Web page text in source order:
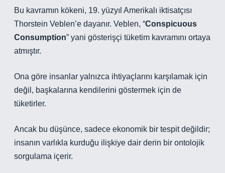
Bu kavramın kökeni, 19. yüzyıl Amerikalı iktisatçısı
Thorstein Veblen’e dayanır. Veblen, “Conspicuous
Consumption” yani gösterişçi tüketim kavramını ortaya
atmıştır.
Ona göre insanlar yalnızca ihtiyaçlarını karşılamak için
değil, başkalarına kendilerini göstermek için de
tüketirler.
Ancak bu düşünce, sadece ekonomik bir tespit değildir;
insanın varlıkla kurduğu ilişkiye dair derin bir ontolojik
sorgulama içerir.